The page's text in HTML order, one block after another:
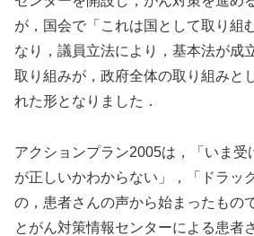
が，国会で「これは国として取り組
なり，議員立法により，基本法が成
取り組みが，政府全体の取り組みと
れた形となりました．
アクションプラン2005は，「いま受
が正しいかわからない」，「ドラッ
の，患者さんの声から始まったもの
とがん対策情報センターによる患者